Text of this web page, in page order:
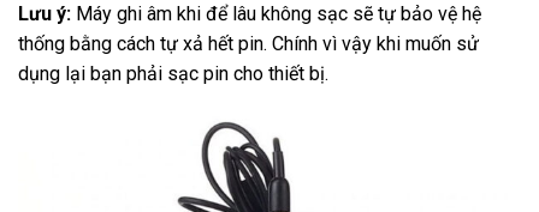
Lưu ý: Máy ghi âm khi để lâu không sạc sẽ tự bảo vệ hệ
thống bằng cách tự xả hết pin. Chính vì vậy khi muốn sử
dụng lại bạn phải sạc pin cho thiết bị.